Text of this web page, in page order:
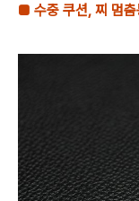
■ 수중 쿠션, 찌 멈